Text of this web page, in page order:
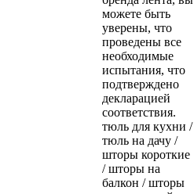
можете быть
уверены, что
проведены все
необходимые
испытания, что
подтверждено
декларацией
соответствия.
тюль для кухни /
тюль на дачу /
шторы короткие
/ шторы на
балкон / шторы